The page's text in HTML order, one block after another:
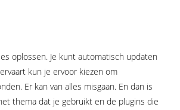
oplossen. Je kunt automatisch updaten
kun je ervoor kiezen om
Er kan van alles misgaan. En dan is
thema dat je gebruikt en de plugins die